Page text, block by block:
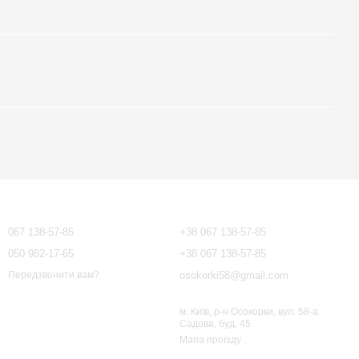
067 138-57-85
050 982-17-65
Передзвонити вам?
+38 067 138-57-85
+38 067 138-57-85
osokorki58@gmail.com
м. Київ, р-н Осокорки, вул. 58-а
Садова, буд. 45
Мапа проїзду